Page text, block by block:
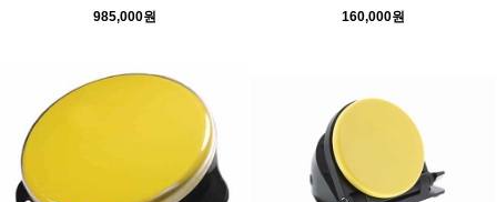
985,000원 160,000원